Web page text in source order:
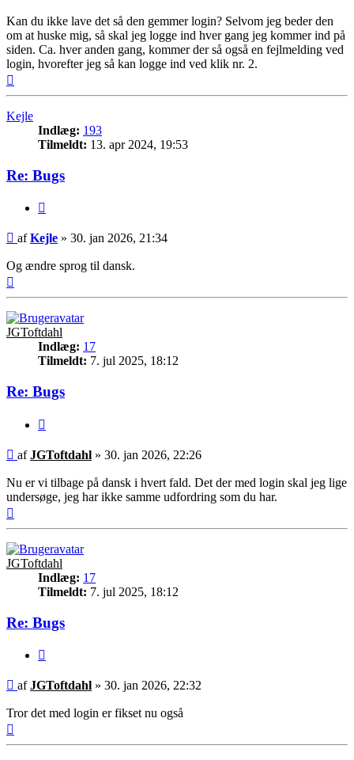
Kan du ikke lave det så den gemmer login? Selvom jeg beder den
om at huske mig, så skal jeg logge ind hver gang jeg kommer ind på
siden. Ca. hver anden gang, kommer der så også en fejlmelding ved
login, hvorefter jeg så kan logge ind ved klik nr. 2.
Kejle
Indlæg: 193
Tilmeldt: 13. apr 2024, 19:53
Re: Bugs
Indlæg
afKejle » 30. jan 2026, 21:34
Og ændre sprog til dansk.
JGToftdahl
Indlæg: 17
Tilmeldt: 7. jul 2025, 18:12
Re: Bugs
Indlæg
afJGToftdahl » 30. jan 2026, 22:26
Nu er vi tilbage på dansk i hvert fald. Det der med login skal jeg lige
undersøge, jeg har ikke samme udfordring som du har.
JGToftdahl
Indlæg: 17
Tilmeldt: 7. jul 2025, 18:12
Re: Bugs
Indlæg
afJGToftdahl » 30. jan 2026, 22:32
Tror det med login er fikset nu også